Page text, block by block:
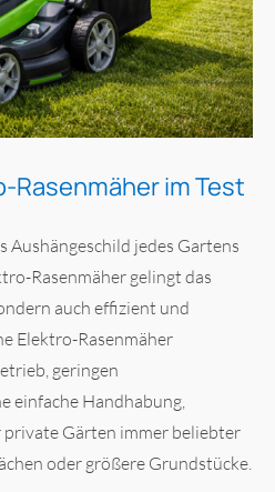
Rasenmäher im Test
Aushängeschild jedes Gartens
Rasenmäher gelingt das
auch effizient und
Elektro-Rasenmäher
geringen
einfache Handhabung,
Gärten immer beliebter
oder größere Grundstücke.